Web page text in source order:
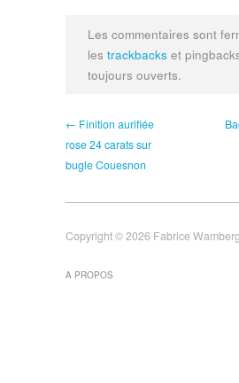
Les commentaires sont
les trackbacks et
toujours ouverts.
← Finition aurifiée
rose 24 carats sur
bugle Couesnon
Copyright © 2026 Fabrice
A PROPOS